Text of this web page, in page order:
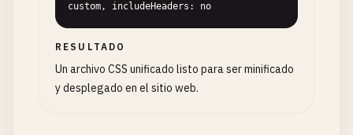
custom, includeHeaders: no
RESULTADO
Un archivo CSS unificado listo para ser minificado
y desplegado en el sitio web.